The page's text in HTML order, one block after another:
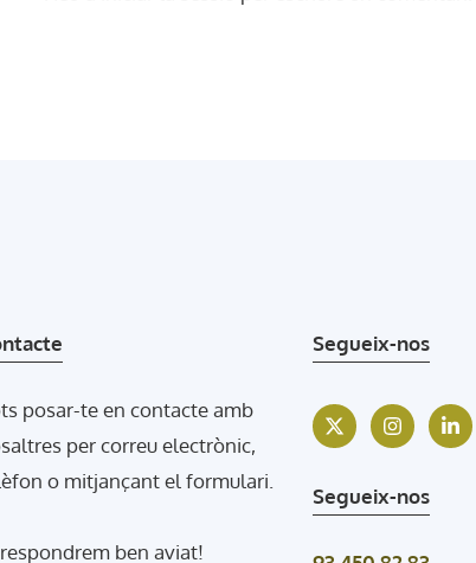
posar-te en contacte amb
per correu electrònic,
o mitjançant el formulari.
ben aviat!
Segueix-nos
Segueix-nos